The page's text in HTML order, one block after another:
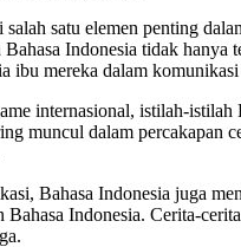
salah satu elemen penting
Indonesia tidak
ibu mereka dalam
internasional, istilah-
muncul dalam percakapan
Bahasa Indonesia juga
Bahasa Indonesia. Cerita-